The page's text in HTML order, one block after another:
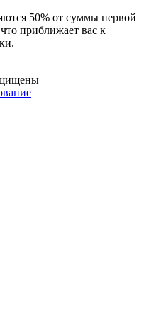
50% от суммы первой
приближает вас к